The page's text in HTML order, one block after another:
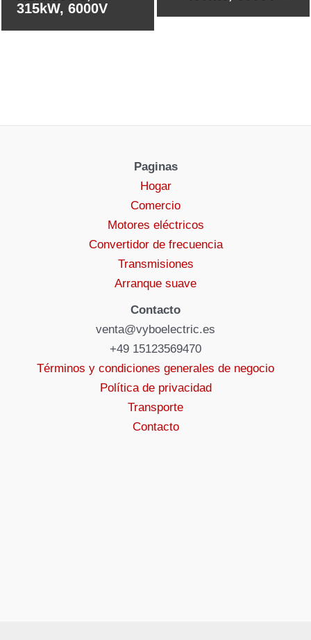
315kW, 6000V
Paginas
Hogar
Comercio
Motores eléctricos
Convertidor de frecuencia
Transmisiones
Arranque suave
Contacto
venta@vyboelectric.es
+49 15123569470
Términos y condiciones generales de negocio
Política de privacidad
Transporte
Contacto